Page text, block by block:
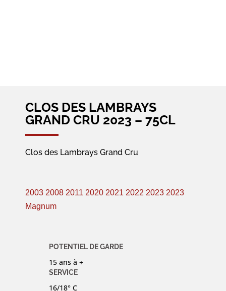
CLOS DES LAMBRAYS
GRAND CRU 2023 – 75CL
Clos des Lambrays Grand Cru
2003 2008 2011 2020 2021 2022 2023 2023
Magnum
POTENTIEL DE GARDE
15 ans à +
SERVICE
16/18° C